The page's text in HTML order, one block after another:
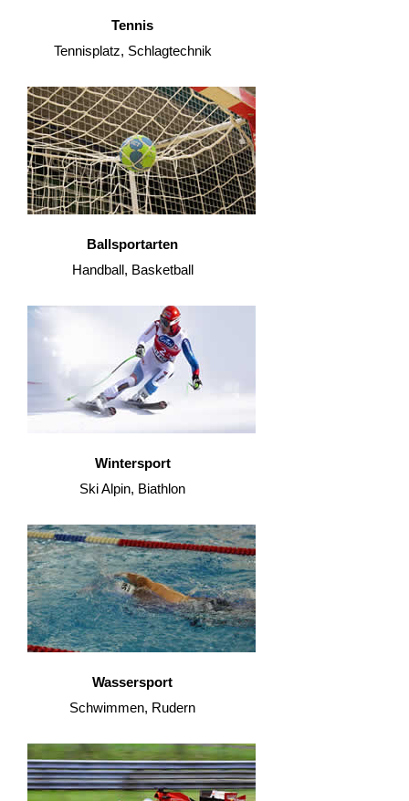
Tennis
Tennisplatz, Schlagtechnik
Ballsportarten
Handball, Basketball
Wintersport
Ski Alpin, Biathlon
Wassersport
Schwimmen, Rudern